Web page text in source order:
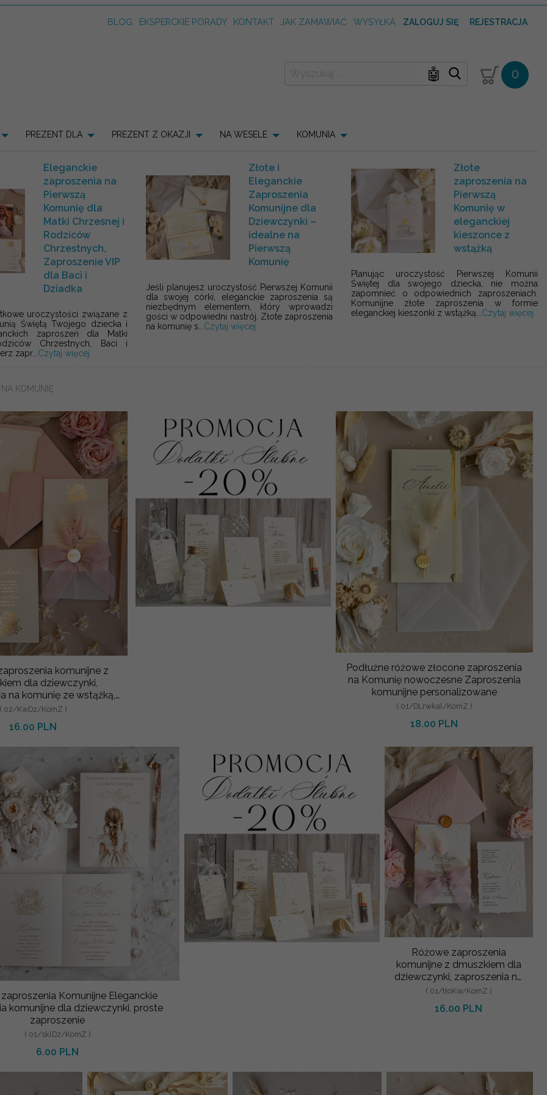
BLOG EKSPERCKIE PORADY KONTAKT JAK ZAMAWIAĆ WYSYŁKA ZALOGUJ SIĘ REJESTRACJA
🤖 0
PREZENT DLA PREZENT Z OKAZJI NA WESELE KOMUNIA
Eleganckie
zaproszenia na
Pierwszą
Komunię dla
Matki Chrzesnej i
Rodziców
Chrzestnych,
Zaproszenie VIP
dla Baci i
Dziadka
uroczystości związane z
Świętą Twojego dziecka i
zaproszeń dla Matki
Chrzestnych, Baci i
zapr... Czytaj więcej
Złote i
Eleganckie
Zaproszenia
Komunijne dla
Dziewczynki –
idealne na
Pierwszą
Komunię
Jeśli planujesz uroczystość Pierwszej Komunii
dla swojej córki, eleganckie zaproszenia są
niezbędnym elementem, który wprowadzi
gości w odpowiedni nastrój. Złote zaproszenia
na komunię s... Czytaj więcej
Złote
zaproszenia na
Pierwszą
Komunię w
eleganckiej
kieszonce z
wstążką
Planując uroczystość Pierwszej Komunii
Świętej dla swojego dziecka, nie można
zapomnieć o odpowiednich zaproszeniach.
Komunijne złote zaproszenia w formie
eleganckiej kieszonki z wstążką... Czytaj więcej
KOMUNIĘ
komunijne z
dla dziewczynki,
na komunię ze wstążką,
złote z
( 02/KwDz/KomZ )
16.00 PLN
Podłużne różowe złocone zaproszenia
na Komunię nowoczesne Zaproszenia
komunijne personalizowane
( 01/DLrwkal/KomZ )
18.00 PLN
Komunijne Eleganckie
komunijne dla dziewczynki, proste
zaproszenie
( 01/sklDz/KomZ )
6.00 PLN
Różowe zaproszenia
komunijne z dmuszkiem dla
dziewczynki, zaproszenia na
komunię ze wstążką, złote z
( 01/tłoKw/KomZ )
16.00 PLN